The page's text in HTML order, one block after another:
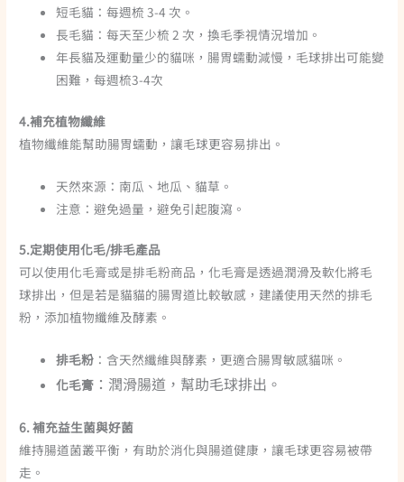
短毛貓：每週梳 3-4 次。
長毛貓：每天至少梳 2 次，換毛季視情況增加。
年長貓及運動量少的貓咪，腸胃蠕動減慢，毛球排出可能變
困難，每週梳3-4次
4.補充植物纖維
植物纖維能幫助腸胃蠕動，讓毛球更容易排出。
天然來源：南瓜、地瓜、貓草。
注意：避免過量，避免引起腹瀉。
5.定期使用化毛/排毛產品
可以使用化毛膏或是排毛粉商品，化毛膏是透過潤滑及軟化將毛
球排出，但是若是貓貓的腸胃道比較敏感，建議使用天然的排毛
粉，添加植物纖維及酵素。
排毛粉 ：含天然纖維與酵素，更適合腸胃敏感貓咪。
化毛膏 ：潤滑腸道，幫助毛球排出。
6. 補充益生菌與好菌
維持腸道菌叢平衡，有助於消化與腸道健康，讓毛球更容易被帶
走。